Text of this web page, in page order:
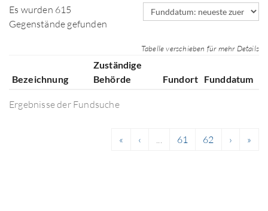
Es wurden 615
Gegenstände gefunden
Sortierfeld
Tabelle verschieben für mehr Details
Ergebnisse der Fundsuche
Bezeichnung
Zuständige
Behörde
Fundort Funddatum
« ‹ ... 61 62 › »